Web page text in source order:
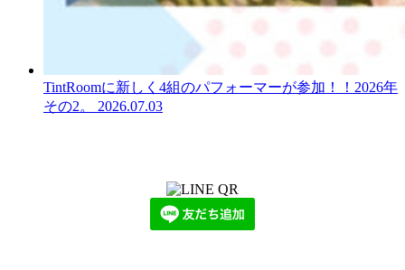
TintRoomに新しく4組のパフォーマーが参加！！2026年
その2。
2026.07.03